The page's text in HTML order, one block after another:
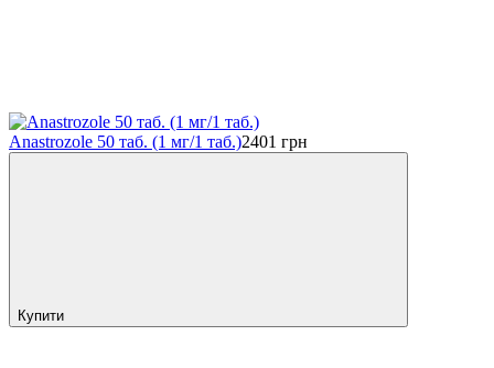
Anastrozole 50 таб. (1 мг/1 таб.)2401 грн
Купити